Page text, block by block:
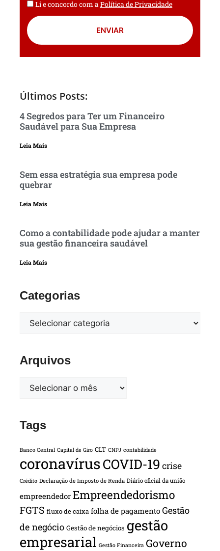
Li e concordo com aPolítica de Privacidade
ENVIAR
Últimos Posts:
4 Segredos para Ter um Financeiro
Saudável para Sua Empresa
Leia Mais
Sem essa estratégia sua empresa pode
quebrar
Leia Mais
Como a contabilidade pode ajudar a manter
sua gestão financeira saudável
Leia Mais
Categorias
Arquivos
Tags
Banco Central Capital de Giro CLT CNPJ contabilidade
coronavírusCOVID-19 crise
Crédito Declaração de Imposto de Renda Diário oficial da união
empreendedor Empreendedorismo
FGTS fluxo de caixa folha de pagamento Gestão
de negócio Gestão de negócios gestão
empresarial Gestão Financeira Governo